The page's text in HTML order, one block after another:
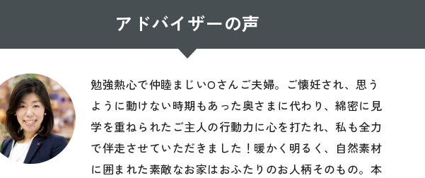
アドバイザーの声
勉強熱心で仲睦まじいOさんご夫婦。ご懐妊され、思う
ように動けない時期もあった奥さまに代わり、綿密に見
学を重ねられたご主人の行動力に心を打たれ、私も全力
で伴走させていただきました！暖かく明るく、自然素材
に囲まれた素敵なお家はおふたりのお人柄そのもの。本